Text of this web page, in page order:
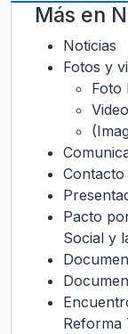
Más en
Noticias
Fotos y
Foto
Pacto
Social y
Reforma